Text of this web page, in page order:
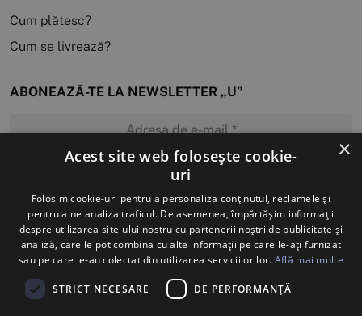
Cum plătesc?
Cum se livrează?
ABONEAZĂ-TE LA NEWSLETTER „U”
MĂ ABONEZ
×
Acest site web folosește cookie-
uri
Folosim cookie-uri pentru a personaliza conținutul, reclamele și
pentru a ne analiza traficul. De asemenea, împărtășim informații
despre utilizarea site-ului nostru cu partenerii noștri de publicitate și
analiză, care le pot combina cu alte informații pe care le-ați furnizat
sau pe care le-au colectat din utilizarea serviciilor lor. Află mai multe
STRICT NECESARE DE PERFORMANȚĂ